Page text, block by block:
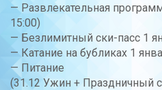
— Развлекательная
15:00)
— Безлимитный ски-пасс 1
— Катание на бубликах 1
— Питание
(31.12 Ужин + Праздничный